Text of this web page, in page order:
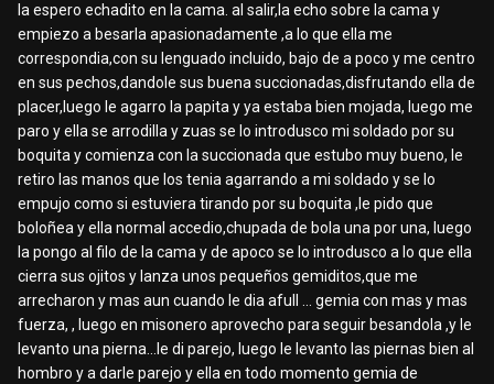
la espero echadito en la cama. al salir,la echo sobre la cama y
empiezo a besarla apasionadamente ,a lo que ella me
correspondia,con su lenguado incluido, bajo de a poco y me centro
en sus pechos,dandole sus buena succionadas,disfrutando ella de
placer,luego le agarro la papita y ya estaba bien mojada, luego me
paro y ella se arrodilla y zuas se lo introdusco mi soldado por su
boquita y comienza con la succionada que estubo muy bueno, le
retiro las manos que los tenia agarrando a mi soldado y se lo
empujo como si estuviera tirando por su boquita ,le pido que
boloñea y ella normal accedio,chupada de bola una por una, luego
la pongo al filo de la cama y de apoco se lo introdusco a lo que ella
cierra sus ojitos y lanza unos pequeños gemiditos,que me
arrecharon y mas aun cuando le dia afull ... gemia con mas y mas
fuerza, , luego en misonero aprovecho para seguir besandola ,y le
levanto una pierna...le di parejo, luego le levanto las piernas bien al
hombro y a darle parejo y ella en todo momento gemia de